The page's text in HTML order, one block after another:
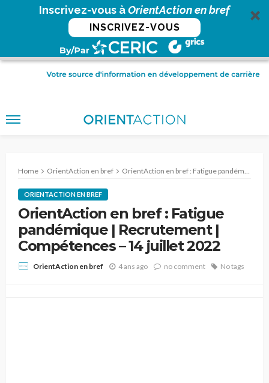
Inscrivez-vous àOrientAction en bref
INSCRIVEZ-VOUS
Home OrientAction en bref OrientAction en bref : Fatigue pandémique | Recrutement | Compétences – 14 juillet 2022
ORIENTACTION EN BREF
OrientAction en bref : Fatigue
pandémique | Recrutement |
Compétences – 14 juillet 2022
OrientAction en bref 4 ans ago no comment No tags